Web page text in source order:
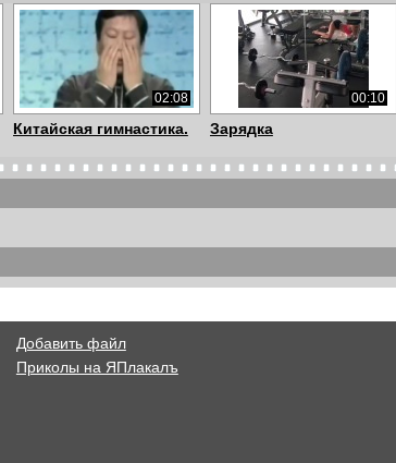
02:08
Китайская гимнастика.
00:10
Зарядка
00:33
На позитиве
00:25
Мотивация
Добавить файл
Приколы на ЯПлакалъ